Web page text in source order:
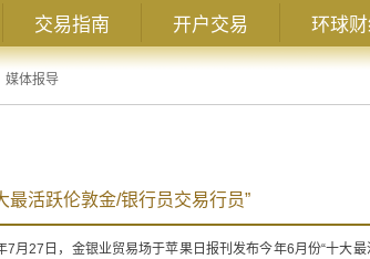
交易指南 开户交易 环球
媒体报导
最活跃伦敦金/银行员交易行员”
7月27日，金银业贸易场于苹果日报刊发布今年6月份“十大最